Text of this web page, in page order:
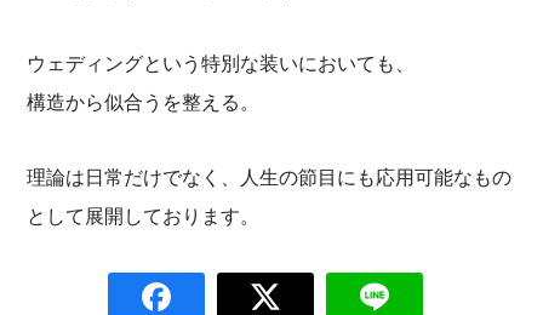
ウェディングという特別な装いにおいても、
構造から似合うを整える。
理論は日常だけでなく、人生の節目にも応用可能なもの
として展開しております。